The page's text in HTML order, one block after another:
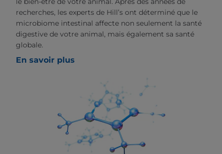
recherches, les experts de Hill’s ont déterminé que le
microbiome intestinal affecte non seulement la santé
digestive de votre animal, mais également sa santé
globale.
En savoir plus